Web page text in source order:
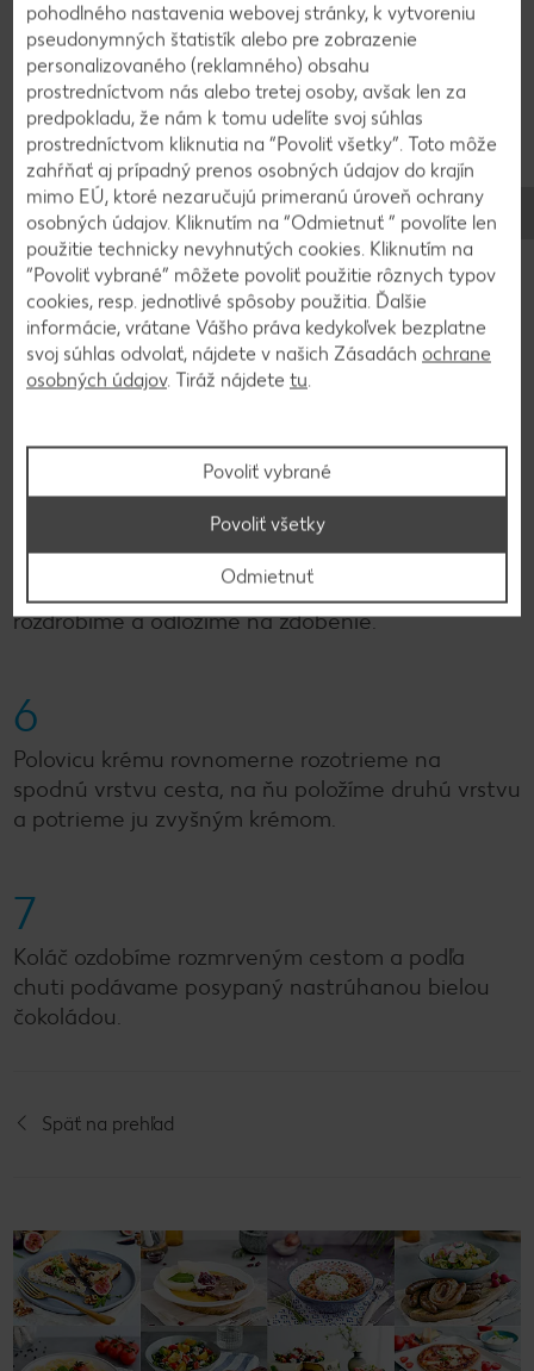
Zmiešame múku, prášok do pečiva a kakao a
striedavo s jogurtom ich vmiešavame do cesta.
Cesto nalejeme do formy, uhladíme ho, pečieme
vo vyhriatej rúre približne 55 minút a necháme
vychladnúť vo forme.
4
Na polevu umyjeme citrón v horúcej vode,
nastrúhame 1 ČL kôry a vytlačíme 2 PL šťavy.
Maslo vymiešame s práškovým cukrom na krém.
Pridáme krémový syr, citrónovú šťavu a kôru a
Vychladnutý koláč v prípade potreby zarovnáme
a vodorovne rozrežeme na polovicu. Zvyšné cesto
rozdrobíme a odložíme na zdobenie.
6
Polovicu krému rovnomerne rozotrieme na
spodnú vrstvu cesta, na ňu položíme druhú vrstvu
a potrieme ju zvyšným krémom.
7
Koláč ozdobíme rozmrveným cestom a podľa
chuti podávame posypaný nastrúhanou bielou
čokoládou.
Späť na prehľad
pohodlného nastavenia webovej stránky, k vytvoreniu
pseudonymných štatistík alebo pre zobrazenie
personalizovaného (reklamného) obsahu
prostredníctvom nás alebo tretej osoby, avšak len za
predpokladu, že nám k tomu udelíte svoj súhlas
prostredníctvom kliknutia na “Povoliť všetky”. Toto môže
zahŕňať aj prípadný prenos osobných údajov do krajín
mimo EÚ, ktoré nezaručujú primeranú úroveň ochrany
osobných údajov. Kliknutím na “Odmietnuť ” povolíte len
použitie technicky nevyhnutých cookies. Kliknutím na
“Povoliť vybrané” môžete povoliť použitie rôznych typov
cookies, resp. jednotlivé spôsoby použitia. Ďalšie
informácie, vrátane Vášho práva kedykoľvek bezplatne
svoj súhlas odvolať, nájdete v našich Zásadách ochrane
osobných údajov. Tiráž nájdete tu.
Povoliť vybrané
Odmietnuť
Povoliť všetky